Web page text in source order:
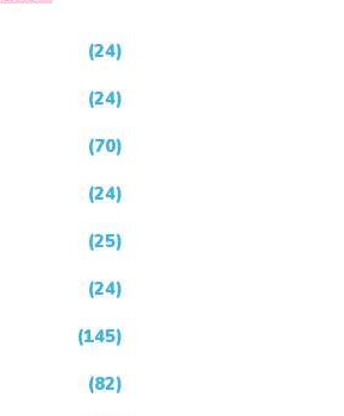
(24)
(24)
(70)
(24)
(25)
(24)
(145)
(82)